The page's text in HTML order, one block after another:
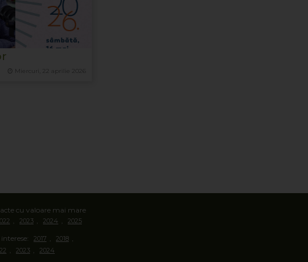
Miercuri, 22 aprilie 2026
cu valoare mai mare
, 2023 , 2024 , 2025
2017 , 2018 ,
, 2023 , 2024